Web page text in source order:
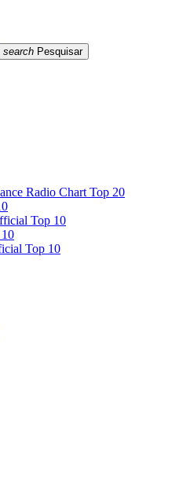
search Pesquisar
Radio Chart Top 20
Top 10
Top 10